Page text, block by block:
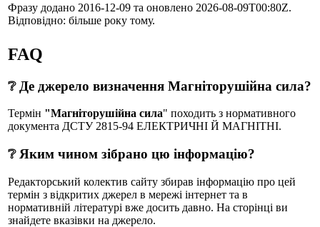
Фразу додано 2016-12-09 та оновлено 2026-08-09T00:80Z.
Відповідно: більше року тому.
FAQ
❔ Де джерело визначення Магніторушійна сила?
Термін "Магніторушійна сила" походить з нормативного
документа ДСТУ 2815-94 ЕЛЕКТРИЧНІ Й МАГНІТНІ.
❔ Яким чином зібрано цю інформацію?
Редакторський колектив сайту збирав інформацію про цей
термін з відкритих джерел в мережі інтернет та в
нормативній літературі вже досить давно. На сторінці ви
знайдете вказівки на джерело.